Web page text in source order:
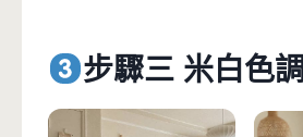
步驟三 米白色調